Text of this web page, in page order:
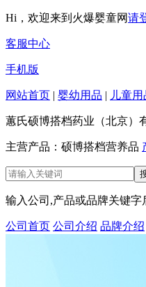
Hi，欢迎来到火爆婴童网请
客服中心
手机版
网站首页 | 婴幼用品 | 儿童用
蕙氏硕博搭档药业（北京）
主营产品：硕博搭档营养品
输入公司,产品或品牌关键字
公司首页 公司介绍 品牌介绍